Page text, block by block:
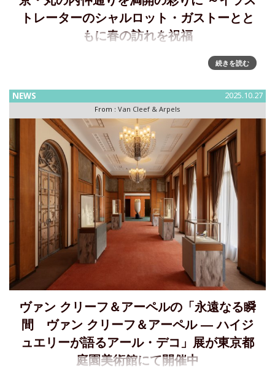
トレーターのシャルロット・ガストーとと
もに春の訪れを祝福
ヴァン クリーフ＆アーペルが、春の訪れを祝福～イラストレ
ーターのシャルロット・ガストーとともに、東京・丸の内仲
インスピレーションの源として自然に目を向けてきたヴァン
クリーフ
続きを読む
NEWS 2025.10.27
From : Van Cleef & Arpels
ヴァン クリーフ＆アーペルの「永遠なる瞬
間 ヴァン クリーフ＆アーペル ― ハイジ
ュエリーが語るアール・デコ」展が東京都
庭園美術館にて開催中